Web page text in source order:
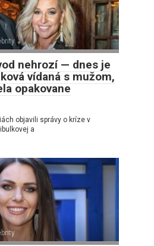
nehrozí — dnes je
vídaná s mužom,
opakovane
objavili správy o kríze v
a